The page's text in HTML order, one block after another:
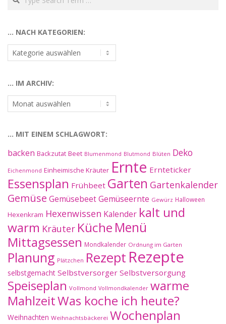
… NACH KATEGORIEN:
…
nach
… IM ARCHIV:
…
im
… MIT EINEM SCHLAGWORT:
backen Backzutat Beet Blumenmond Blutmond Blüten Deko
Eichenmond Einheimische Kräuter Ernte Ernteticker
Essensplan Frühbeet Garten Gartenkalender
Gemüse GemüsebeetGemüseernte Gewürz Halloween
Hexenkram Hexenwissen Kalender kalt und
warm Kräuter Küche Menü
Mittagsessen Mondkalender Ordnung im Garten
Planung Plätzchen Rezept Rezepte
selbstgemacht Selbstversorger Selbstversorgung
Speiseplan Vollmond Vollmondkalender warme
MahlzeitWas koche ich heute?
Weihnachten Weihnachtsbäckerei Wochenplan